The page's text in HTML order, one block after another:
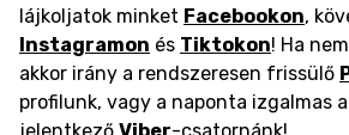
lájkoljatok minket Facebookon,
Instagramon és Tiktokon! Ha
akkor irány a rendszeresen frissülő
profilunk, vagy a naponta izgalmas